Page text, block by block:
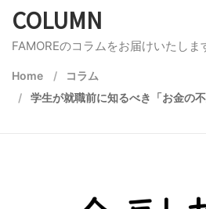
COLUMN
FAMOREのコラムをお届けいたしま
Home
コラム
学生が就職前に知るべき「お金の